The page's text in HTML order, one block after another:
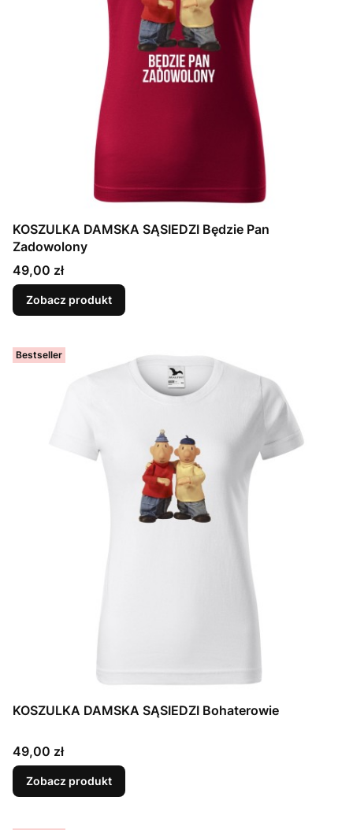
KOSZULKA DAMSKA SĄSIEDZI Będzie Pan
Zadowolony
Cena
49,00 zł
Zobacz produkt
Bestseller
KOSZULKA DAMSKA SĄSIEDZI Bohaterowie
Cena
49,00 zł
Zobacz produkt